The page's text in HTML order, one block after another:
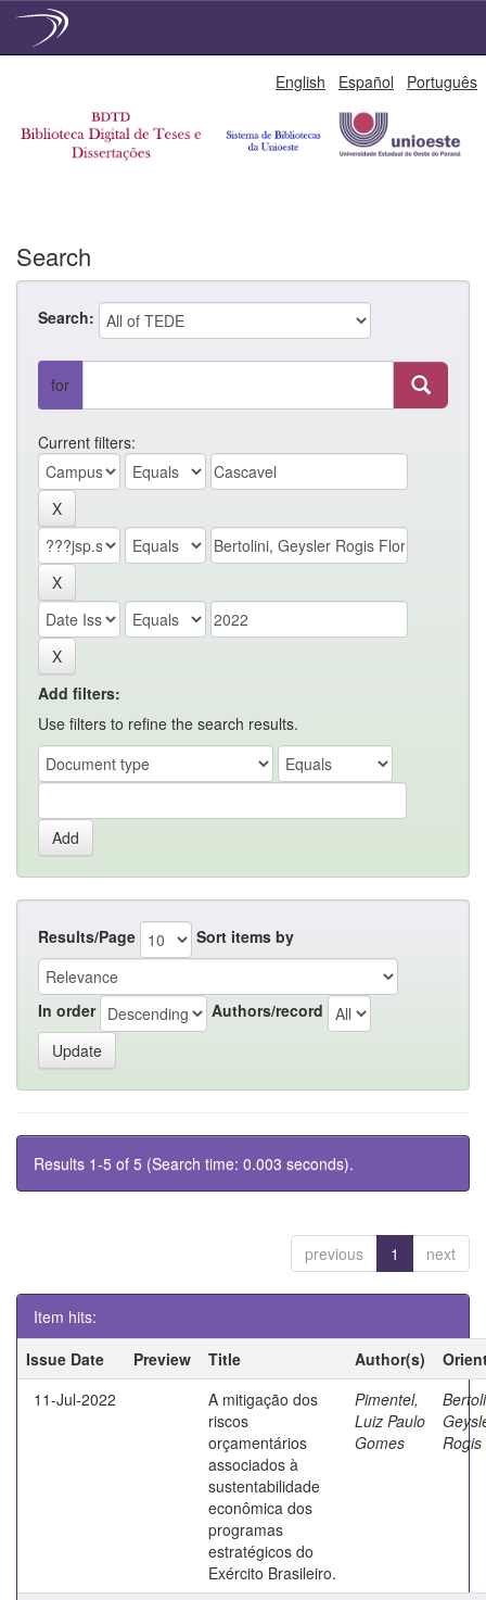
English Español Português
Search
Search:
for
Current filters:
Add filters:
Use filters to refine the search results.
Results/Page Sort items by
In order Authors/record
Results 1-5 of 5 (Search time: 0.003 seconds).
previous 1 next
Item hits:
Issue Date
Preview Title Author(s)
11-Jul-2022
A mitigação dos
riscos
orçamentários
associados à
sustentabilidade
econômica dos
programas
estratégicos do
Exército Brasileiro.
Pimentel,
Luiz Paulo
Gomes